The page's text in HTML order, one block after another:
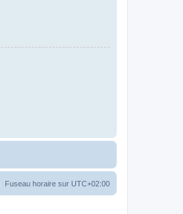
Fuseau horaire sur UTC+02:00